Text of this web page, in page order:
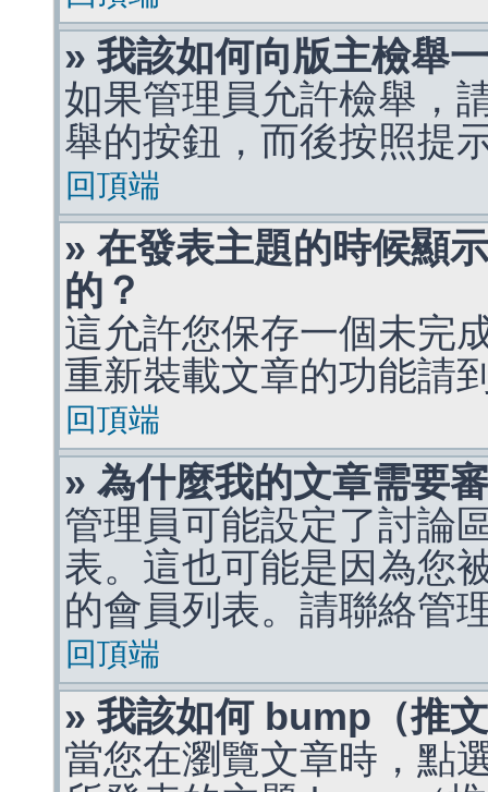
» 我該如何向版主檢舉
如果管理員允許檢舉，
舉的按鈕，而後按照提
回頂端
» 在發表主題的時候顯
的？
這允許您保存一個未完
重新裝載文章的功能請
回頂端
» 為什麼我的文章需要
管理員可能設定了討論
表。這也可能是因為您
的會員列表。請聯絡管
回頂端
» 我該如何 bump（推
當您在瀏覽文章時，點